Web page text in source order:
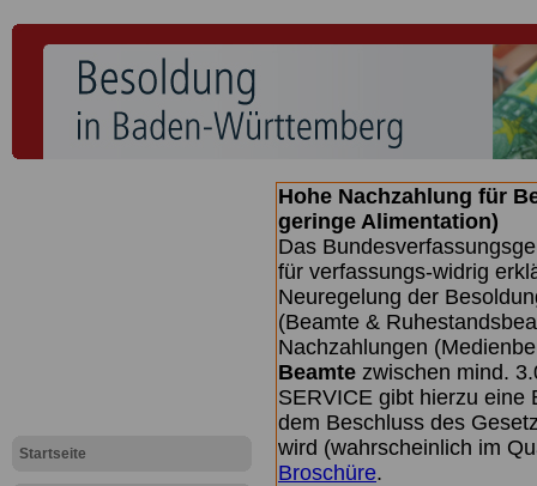
Startseite
Hohe Nachzahlung für
geringe Alimentation)
Das
für verfassungs-widrig
Neuregelung der
(Beamte &
Nachzahlungen
Beamte zwischen mind.
SERVICE gibt hierzu eine
dem Beschluss des
wird (wahrscheinlich im
Broschüre.